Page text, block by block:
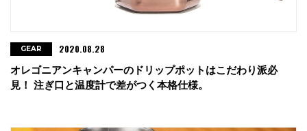
オレゴニアンキャンパーのドリップポットはこだわり派必
見！ 注ぎ口と温度計で差がつく本格仕様。
GEAR 2020.08.28